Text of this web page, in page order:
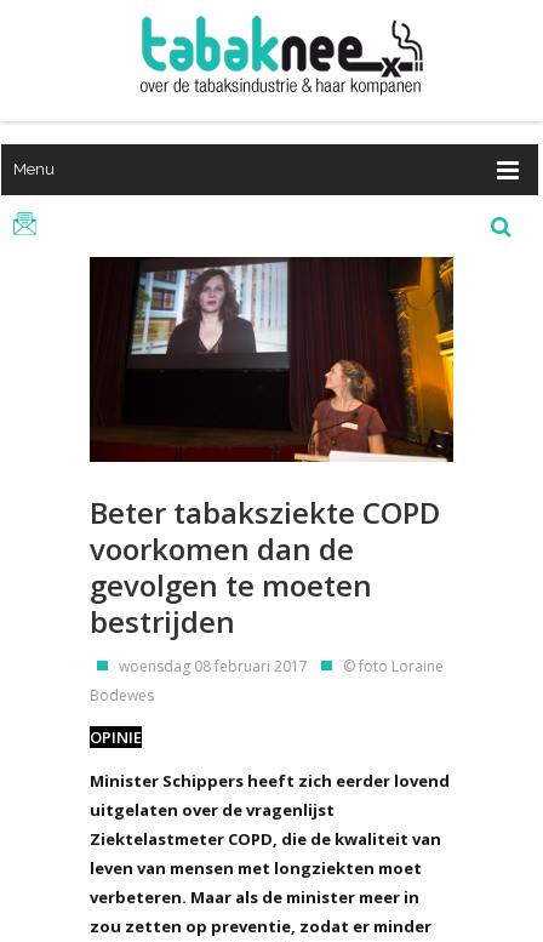
Menu
Beter tabaksziekte COPD
voorkomen dan de
gevolgen te moeten
bestrijden
woensdag 08 februari 2017
© foto Loraine
Bodewes
OPINIE
Minister Schippers heeft zich eerder lovend
uitgelaten over de vragenlijst
Ziektelastmeter COPD, die de kwaliteit van
leven van mensen met longziekten moet
verbeteren. Maar als de minister meer in
zou zetten op preventie, zodat er minder